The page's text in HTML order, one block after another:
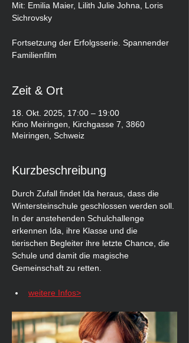
Mit: Emilia Maier, Lilith Julie Johna, Loris
Sichrovsky
Fortsetzung der Erfolgsserie. Spannender
Familienfilm
Zeit & Ort
18. Okt. 2025, 17:00 – 19:00
Kino Meiringen, Kirchgasse 7, 3860
Meiringen, Schweiz
Kurzbeschreibung
Durch Zufall findet Ida heraus, dass die
Wintersteinschule geschlossen werden soll.
In der anstehenden Schulchallenge
erkennen Ida, ihre Klasse und die
tierischen Begleiter ihre letzte Chance, die
Schule und damit die magische
Gemeinschaft zu retten.
weitere Infos>